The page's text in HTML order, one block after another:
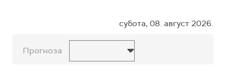
субота, 08. август 2026.
Прогноза